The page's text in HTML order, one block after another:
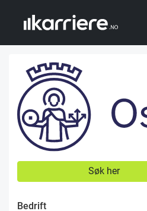
Søk her
Bedrift